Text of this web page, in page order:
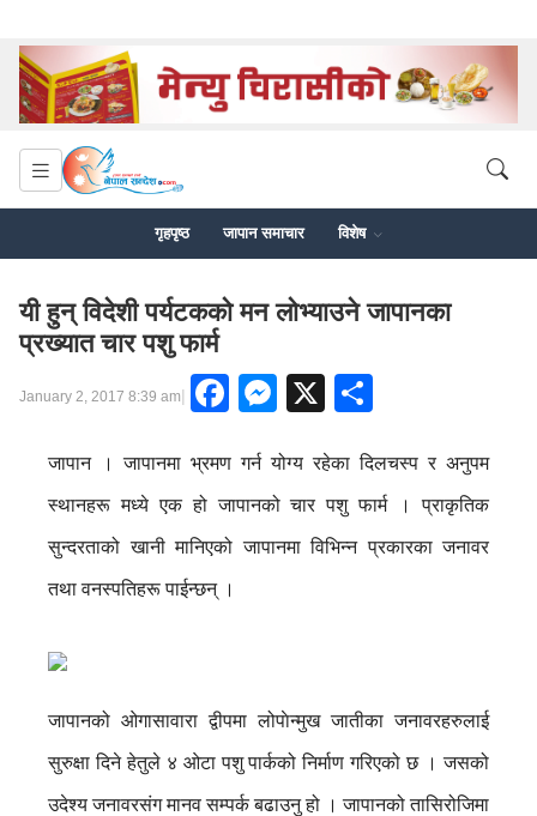
गृहपृष्ठ जापान समाचार विशेष
यी हुन् विदेशी पर्यटककाे मन लाेभ्याउने जापानका
प्रख्यात चार पशु फार्म
January 2, 2017 8:39 am| Facebook
Messenger
X
जापान । जापानमा भ्रमण गर्न योग्य रहेका दिलचस्प र अनुपम
स्थानहरू मध्ये एक हो जापानको चार पशु फार्म । प्राकृतिक
सुन्दरताको खानी मानिएको जापानमा विभिन्न प्रकारका जनावर
तथा वनस्पतिहरू पाईन्छन् ।
जापानको ओगासावारा द्वीपमा लोपाेन्मुख जातीका जनावरहरुलाई
सुरुक्षा दिने हेतुले ४ ओटा पशु पार्कको निर्माण गरिएको छ । जसको
उदेश्य जनावरसंग मानव सम्पर्क बढाउनु हो । जापानको तासिरोजिमा